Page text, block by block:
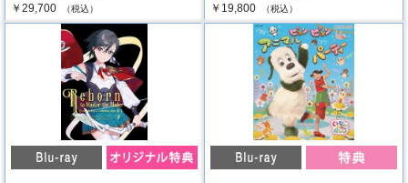
￥29,700
（税込）
￥19,800
（税込）